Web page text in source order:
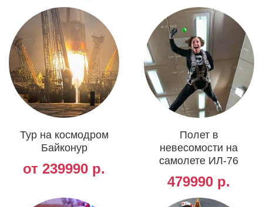
Тур на космодром
Байконур
от 239990 р.
Полет в
невесомости на
самолете ИЛ-76
479990 р.